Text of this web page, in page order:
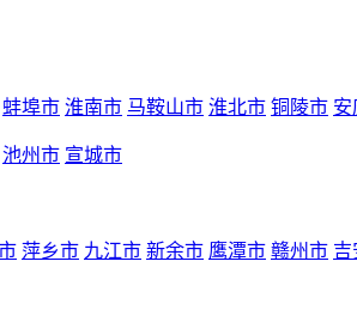
蚌埠市 淮南市 马鞍山市 淮北市 铜陵市 安
池州市 宣城市
萍乡市 九江市 新余市 鹰潭市 赣州市 吉